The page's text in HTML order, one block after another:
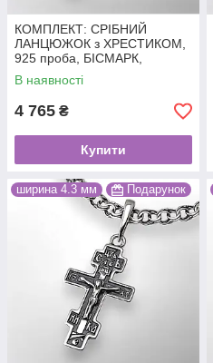
КОМПЛЕКТ: СРІБНИЙ
ЛАНЦЮЖОК з ХРЕСТИКОМ,
925 проба, БІСМАРК,
чорніння, 11.5 г + 1.55 г, 55
см
В наявності
4 765 ₴
Купити
ширина 4.3 мм Подарунок